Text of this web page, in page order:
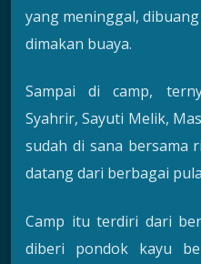
yang meninggal,
dimakan buaya.
Sampai di camp,
Syahrir, Sayuti Melik,
sudah di sana bersama
datang dari berbagai
Camp itu terdiri dari
diberi pondok kayu